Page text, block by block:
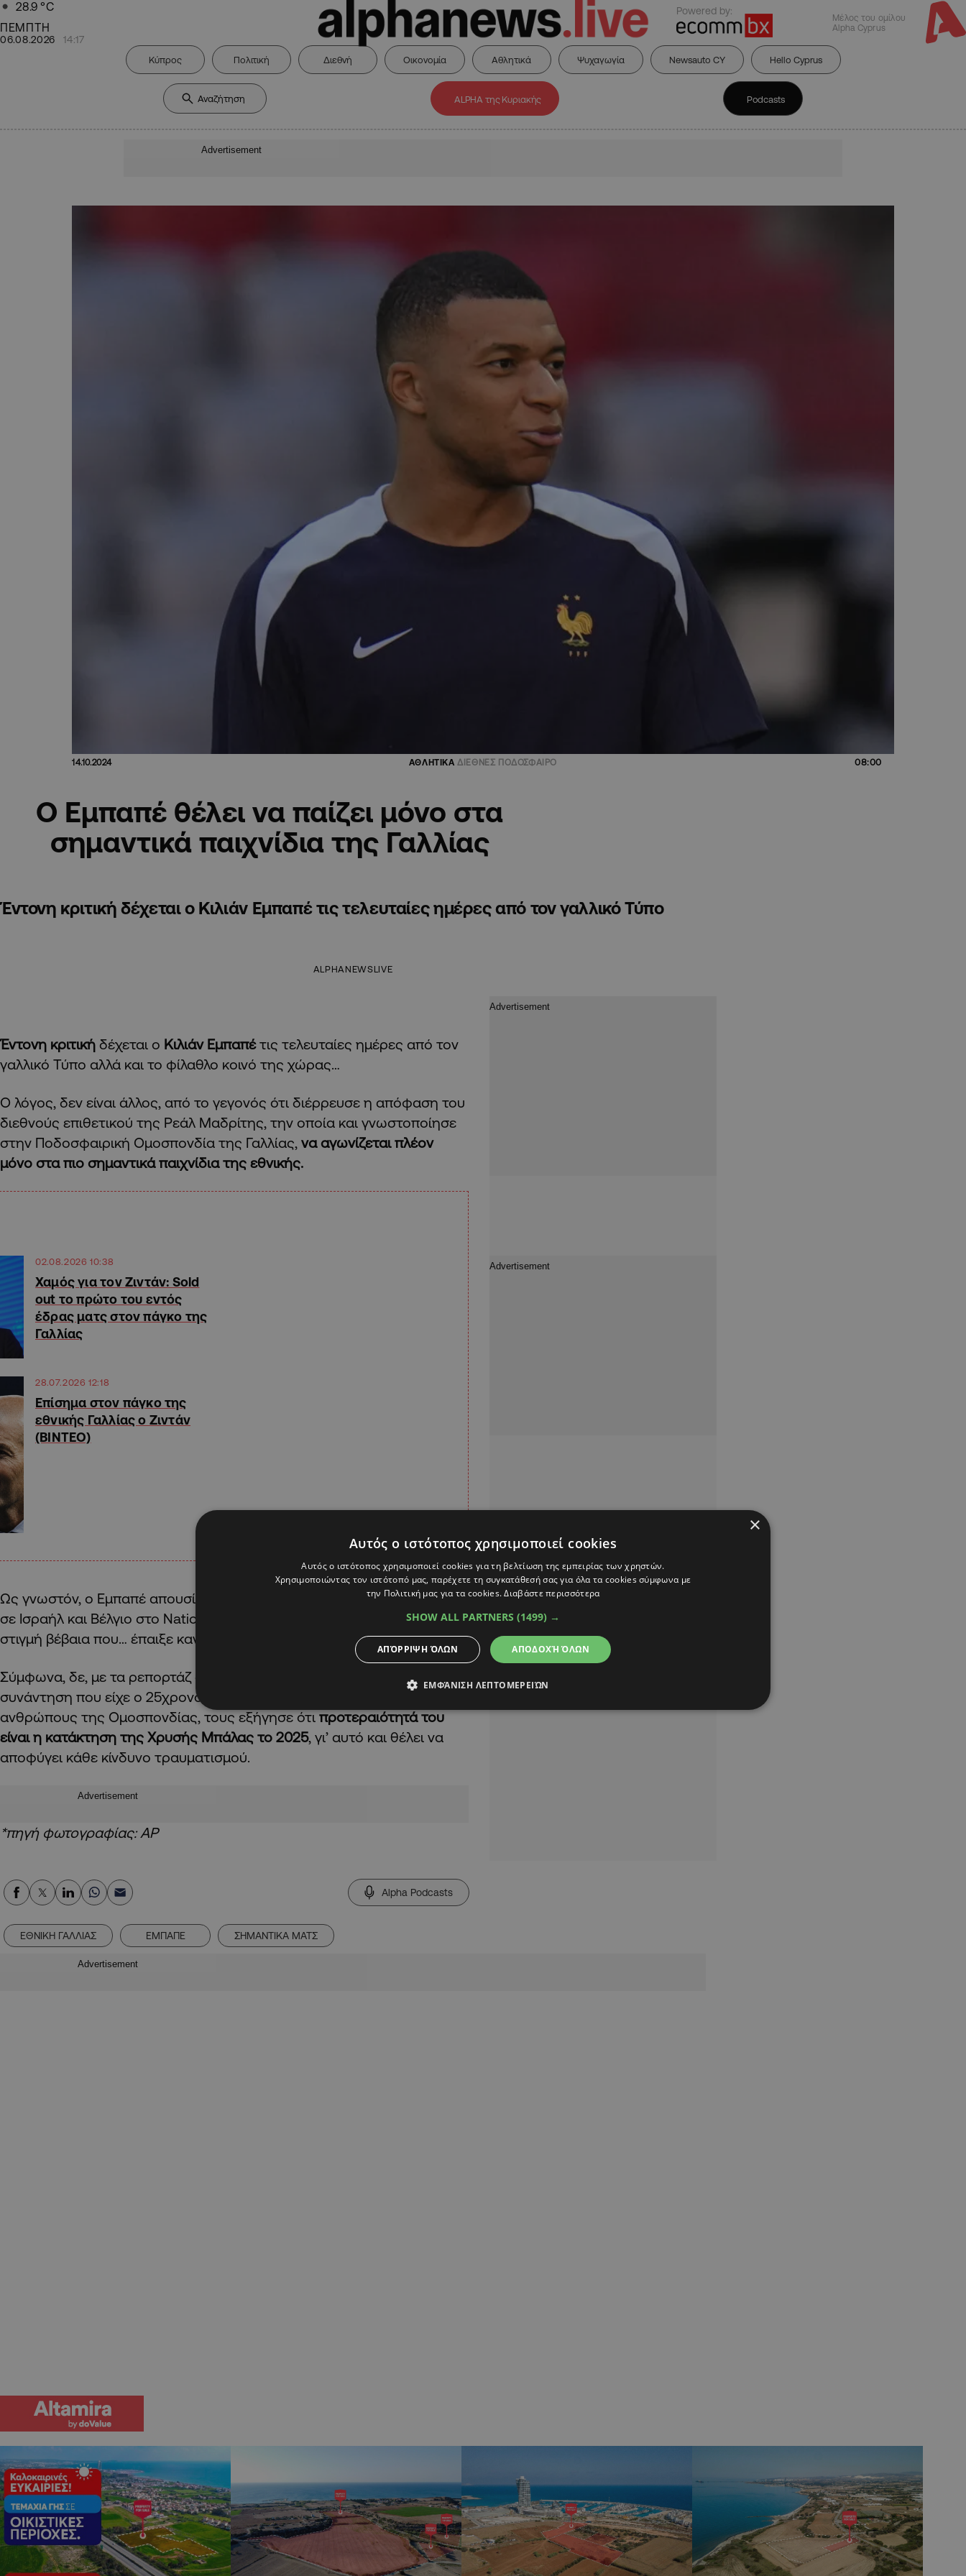
28.9 °C
ΠΕΜΠΤΗ
06.08.2026 14:17
Powered by:
Μέλος του ομίλου
Alpha Cyprus
Κύπρος Πολιτική Διεθνή Οικονομία Αθλητικά Ψυχαγωγία Newsauto CY Hello Cyprus
ALPHA της Κυριακής Podcasts
Advertisement
14.10.2024 ΑΘΛΗΤΙΚΑ ΔΙΕΘΝΕΣ ΠΟΔΟΣΦΑΙΡΟ 08:00
O Eμπαπέ θέλει να παίζει μόνο στα
σημαντικά παιχνίδια της Γαλλίας
Έντονη κριτική δέχεται ο Κιλιάν Εμπαπέ τις τελευταίες ημέρες από τον γαλλικό Τύπο
ALPHANEWSLIVE
Έντονη κριτική δέχεται ο Κιλιάν Εμπαπέτις τελευταίες ημέρες από τον
γαλλικό Τύπο αλλά και το φίλαθλο κοινό της χώρας…
Ο λόγος, δεν είναι άλλος, από το γεγονός ότι διέρρευσε η απόφαση του
διεθνούς επιθετικού της Ρεάλ Μαδρίτης, την οποία και γνωστοποίησε
στην Ποδοσφαιρική Ομοσπονδία της Γαλλίας, να αγωνίζεται πλέον
μόνο στα πιο σημαντικά παιχνίδια της εθνικής.
02.08.2026 10:38
Χαμός για τον Ζιντάν: Sold
out το πρώτο του εντός
έδρας ματς στον πάγκο της
Γαλλίας
28.07.2026 12:18
Επίσημα στον πάγκο της
εθνικής Γαλλίας ο Ζιντάν
(ΒΙΝΤΕΟ)
Ως γνωστόν, ο Εμπαπέ απουσίασε από τα παιχνίδια των «μπλε» κόντρα
σε Ισραήλ και Βέλγιο στο Nations League λόγω τραυματισμού, την ίδια
στιγμή βέβαια που… έπαιξε κανονικά με τους «μερένγκες».
Σύμφωνα, δε, με τα ρεπορτάζ στην πατρίδα του, στην τελευταία
συνάντηση που είχε ο 25χρονος σούπερ σταρ της Ρεάλ με τους
ανθρώπους της Ομοσπονδίας, τους εξήγησε ότιπροτεραιότητά του
είναι η κατάκτηση της Χρυσής Μπάλας το 2025, γι’ αυτό και θέλει να
αποφύγει κάθε κίνδυνο τραυματισμού.
Advertisement
*πηγή φωτογραφίας: ΑΡ
Alpha Podcasts
ΕΘΝΙΚΗ ΓΑΛΛΙΑΣ ΕΜΠΑΠΕ ΣΗΜΑΝΤΙΚΑ ΜΑΤΣ
Advertisement
×
Αυτός ο ιστότοπος χρησιμοποιεί cookies
Αυτός ο ιστότοπος χρησιμοποιεί cookies για τη βελτίωση της εμπειρίας των χρηστών.
Χρησιμοποιώντας τον ιστότοπό μας, παρέχετε τη συγκατάθεσή σας για όλα τα cookies σύμφωνα με
την Πολιτική μας για τα cookies.Διαβάστε περισσότερα
SHOW ALL PARTNERS (1499) →
ΑΠΟΔΟΧΉ ΌΛΩΝ
ΑΠΌΡΡΙΨΗ ΌΛΩΝ
ΕΜΦΆΝΙΣΗ ΛΕΠΤΟΜΕΡΕΙΏΝ